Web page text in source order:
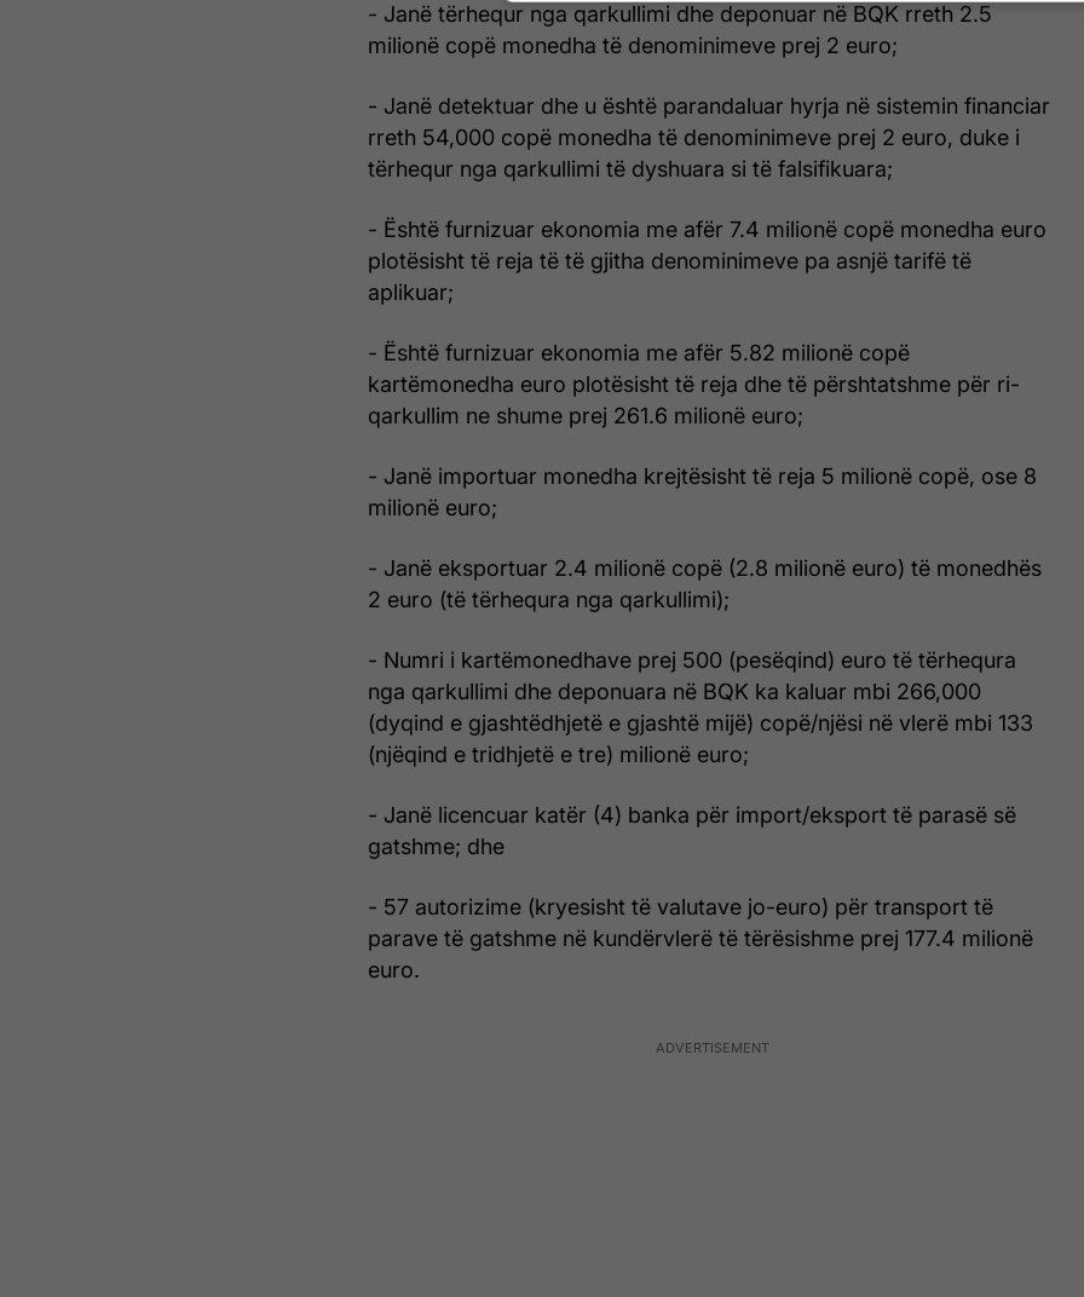
- Janë tërhequr nga qarkullimi dhe deponuar në BQK rreth 2.5
milionë copë monedha të denominimeve prej 2 euro;
- Janë detektuar dhe u është parandaluar hyrja në sistemin financiar
rreth 54,000 copë monedha të denominimeve prej 2 euro, duke i
tërhequr nga qarkullimi të dyshuara si të falsifikuara;
- Është furnizuar ekonomia me afër 7.4 milionë copë monedha euro
plotësisht të reja të të gjitha denominimeve pa asnjë tarifë të
aplikuar;
- Është furnizuar ekonomia me afër 5.82 milionë copë
kartëmonedha euro plotësisht të reja dhe të përshtatshme për ri-
qarkullim ne shume prej 261.6 milionë euro;
- Janë importuar monedha krejtësisht të reja 5 milionë copë, ose 8
milionë euro;
- Janë eksportuar 2.4 milionë copë (2.8 milionë euro) të monedhës
2 euro (të tërhequra nga qarkullimi);
- Numri i kartëmonedhave prej 500 (pesëqind) euro të tërhequra
nga qarkullimi dhe deponuara në BQK ka kaluar mbi 266,000
(dyqind e gjashtëdhjetë e gjashtë mijë) copë/njësi në vlerë mbi 133
(njëqind e tridhjetë e tre) milionë euro;
- Janë licencuar katër (4) banka për import/eksport të parasë së
gatshme; dhe
- 57 autorizime (kryesisht të valutave jo-euro) për transport të
parave të gatshme në kundërvlerë të tërësishme prej 177.4 milionë
euro.